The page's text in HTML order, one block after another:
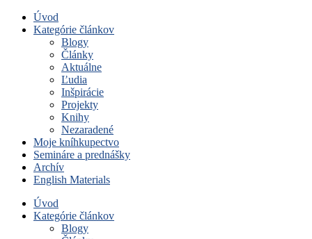
Úvod
Kategórie článkov
Blogy
Články
Aktuálne
Ľudia
Inšpirácie
Projekty
Knihy
Nezaradené
Moje kníhkupectvo
Semináre a prednášky
Archív
English Materials
Úvod
Kategórie článkov
Blogy